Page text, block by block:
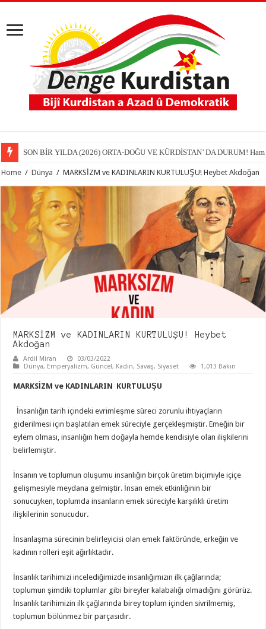
SON BİR YILDA (2026) ORTA-DOĞU VE KÜRDİSTAN’ DA DURUM!
Home / Dünya / MARKSİZM ve KADINLARIN KURTULUŞU! Heybet Akdoğan
MARKSİZM ve KADINLARIN KURTULUŞU! Heybet
Akdoğan
Ardil Miran
03/03/2022
Dünya, Emperyalizm, Güncel, Kadın, Savaş, Siyaset 1,013 Bakın
MARKSİZM ve KADINLARIN KURTULUŞU
İnsanlığın tarih içindeki evrimleşme süreci zorunlu ihtiyaçların
giderilmesi için başlatılan emek süreciyle gerçekleşmiştir. Emeğin bir
eylem olması, insanlığın hem doğayla hemde kendisiyle olan ilişkilerini
belirlemiştir.
İnsanın ve toplumun oluşumu insanlığın birçok üretim biçimiyle içiçe
gelişmesiyle meydana gelmiştir. İnsan emek etkinliğinin bir
sonucuyken, toplumda insanların emek süreciyle karşılıklı üretim
ilişkilerinin sonucudur.
İnsanlaşma sürecinin belirleyicisi olan emek faktöründe, erkeğin ve
kadının rolleri eşit ağırlıktadır.
İnsanlık tarihimizi incelediğimizde insanlığımızın ilk çağlarında;
toplumun şimdiki toplumlar gibi bireyler kalabalığı olmadığını görürüz.
İnsanlık tarihimizin ilk çağlarında birey toplum içinden sivrilmemiş,
toplumun bölünmez bir parçasıdır.